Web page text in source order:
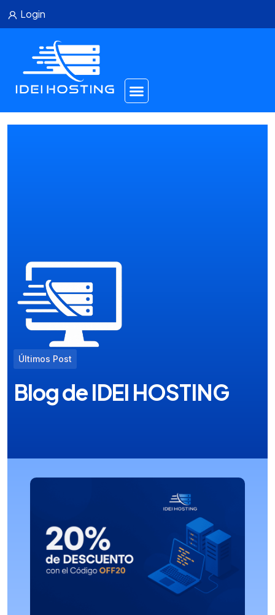
Login
PHP
Últimos Post
Blog de IDEI HOSTING